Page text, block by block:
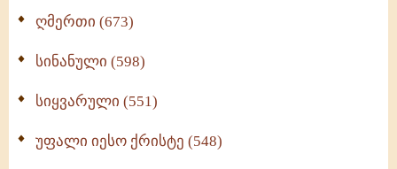
ღმერთი (673)
სინანული (598)
სიყვარული (551)
უფალი იესო ქრისტე (548)